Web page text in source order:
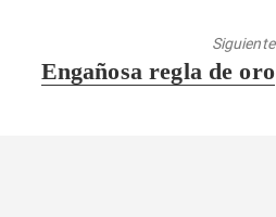
Siguiente
Entrada
Engañosa regla de oro